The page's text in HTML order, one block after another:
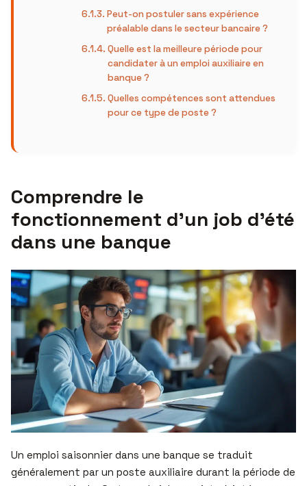
Peut-on postuler sans expérience
préalable dans le secteur bancaire ?
Quelle est la meilleure période pour
candidater à un emploi auxiliaire en
banque ?
Quelles compétences sont attendues
pour ce type de poste ?
Comprendre le
fonctionnement d’un job d’été
dans une banque
Un emploi saisonnier dans une banque se traduit
généralement par un poste auxiliaire durant la période de